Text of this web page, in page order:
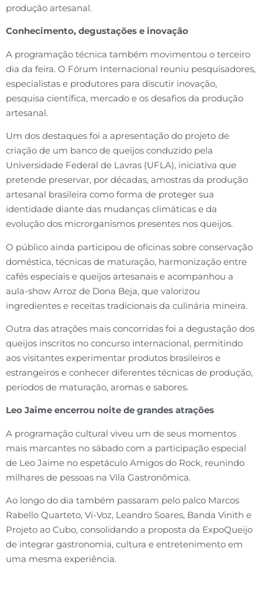
produção artesanal.
Conhecimento, degustações e inovação
A programação técnica também movimentou o terceiro
dia da feira. O Fórum Internacional reuniu pesquisadores,
especialistas e produtores para discutir inovação,
pesquisa científica, mercado e os desafios da produção
artesanal.
Um dos destaques foi a apresentação do projeto de
criação de um banco de queijos conduzido pela
Universidade Federal de Lavras (UFLA), iniciativa que
pretende preservar, por décadas, amostras da produção
artesanal brasileira como forma de proteger sua
identidade diante das mudanças climáticas e da
evolução dos microrganismos presentes nos queijos.
O público ainda participou de oficinas sobre conservação
doméstica, técnicas de maturação, harmonização entre
cafés especiais e queijos artesanais e acompanhou a
aula-show Arroz de Dona Beja, que valorizou
ingredientes e receitas tradicionais da culinária mineira.
Outra das atrações mais concorridas foi a degustação dos
queijos inscritos no concurso internacional, permitindo
aos visitantes experimentar produtos brasileiros e
estrangeiros e conhecer diferentes técnicas de produção,
períodos de maturação, aromas e sabores.
Leo Jaime encerrou noite de grandes atrações
A programação cultural viveu um de seus momentos
mais marcantes no sábado com a participação especial
de Leo Jaime no espetáculo Amigos do Rock, reunindo
milhares de pessoas na Vila Gastronômica.
Ao longo do dia também passaram pelo palco Marcos
Rabello Quarteto, Vi-Voz, Leandro Soares, Banda Vinith e
Projeto ao Cubo, consolidando a proposta da ExpoQueijo
de integrar gastronomia, cultura e entretenimento em
uma mesma experiência.